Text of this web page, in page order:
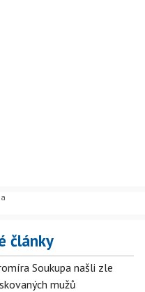
články
Soukupa našli zle
mužů